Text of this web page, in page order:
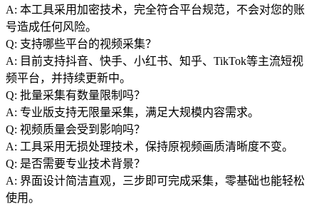
A: 本工具采用加密技术，完全符合平台规范，不会对您的账
号造成任何风险。
Q: 支持哪些平台的视频采集？
A: 目前支持抖音、快手、小红书、知乎、TikTok等主流短视
频平台，并持续更新中。
Q: 批量采集有数量限制吗？
A: 专业版支持无限量采集，满足大规模内容需求。
Q: 视频质量会受到影响吗？
A: 工具采用无损处理技术，保持原视频画质清晰度不变。
Q: 是否需要专业技术背景？
A: 界面设计简洁直观，三步即可完成采集，零基础也能轻松
使用。